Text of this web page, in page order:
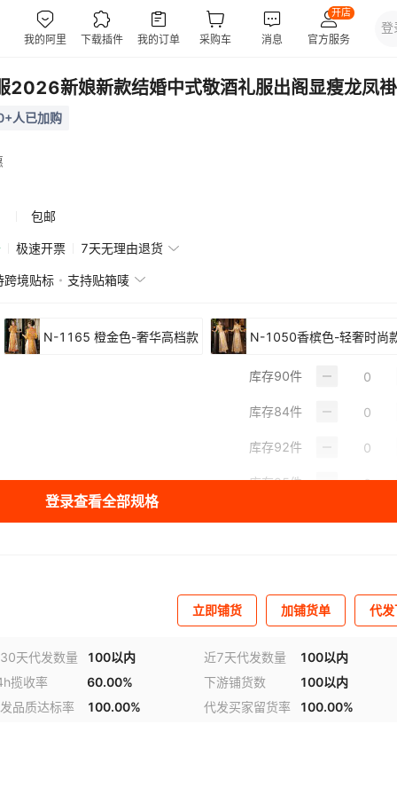
频
2026新娘新款结婚中式敬酒礼服出阁显瘦龙凤褂
人已加购
包邮
极速开票 7天无理由退货
跨境贴标 支持贴箱唛
N-1165 橙金色-奢华高档款 N-1050香槟色-轻奢时尚
库存90件
库存84件
库存92件
库存95件
登录查看全部规格
立即铺货 加铺货单 代
天代发数量 100以内 近7天代发数量
100以内
揽收率
60.00% 下游铺货数
100以内
品质达标率
100.00% 代发买家留货率 100.00%